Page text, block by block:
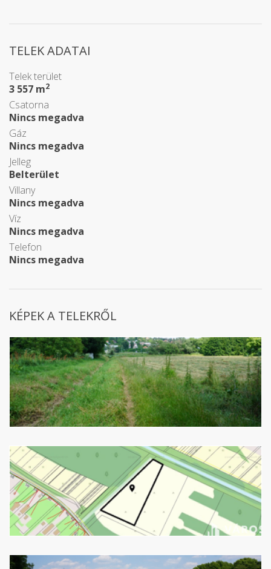
TELEK ADATAI
Telek terület
3 557 m2
Csatorna
Nincs megadva
Gáz
Nincs megadva
Jelleg
Belterület
Villany
Nincs megadva
Víz
Nincs megadva
Telefon
Nincs megadva
KÉPEK A TELEKRŐL